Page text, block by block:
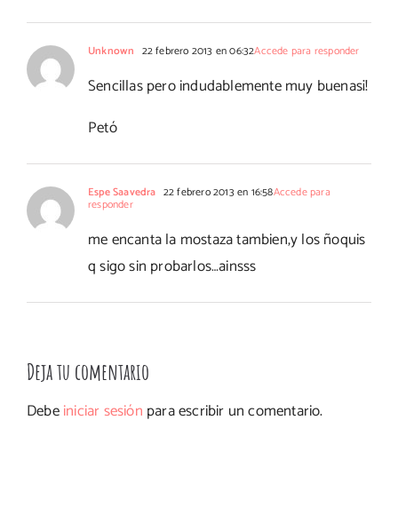
Unknown 22 febrero 2013 en 06:32Accede para responder
Sencillas pero indudablemente muy buenas¡!
Petó
Espe Saavedra 22 febrero 2013 en 16:58Accede para
responder
me encanta la mostaza tambien,y los ñoquis
q sigo sin probarlos…ainsss
Deja tu comentario
Debeiniciar sesión para escribir un comentario.